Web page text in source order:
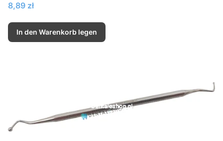
Preis
8,89 zł
In den Warenkorb legen